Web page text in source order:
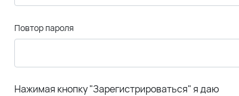
Повтор пароля
Нажимая кнопку "Зарегистрироваться" я даю